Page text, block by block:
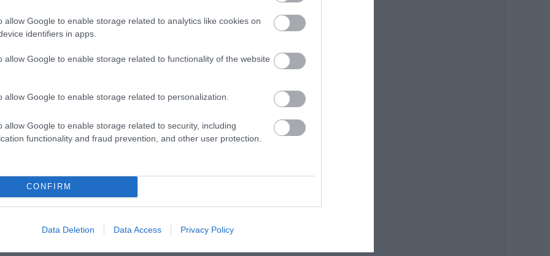
allow Google to enable storage related to analytics like cookies on
identifiers in apps.
allow Google to enable storage related to functionality of the website
allow Google to enable storage related to personalization.
allow Google to enable storage related to security, including
functionality and fraud prevention, and other user protection.
CONFIRM
Data Deletion Data Access Privacy Policy
a Várszínház csatlakozása.
való együttműködés kezdete.